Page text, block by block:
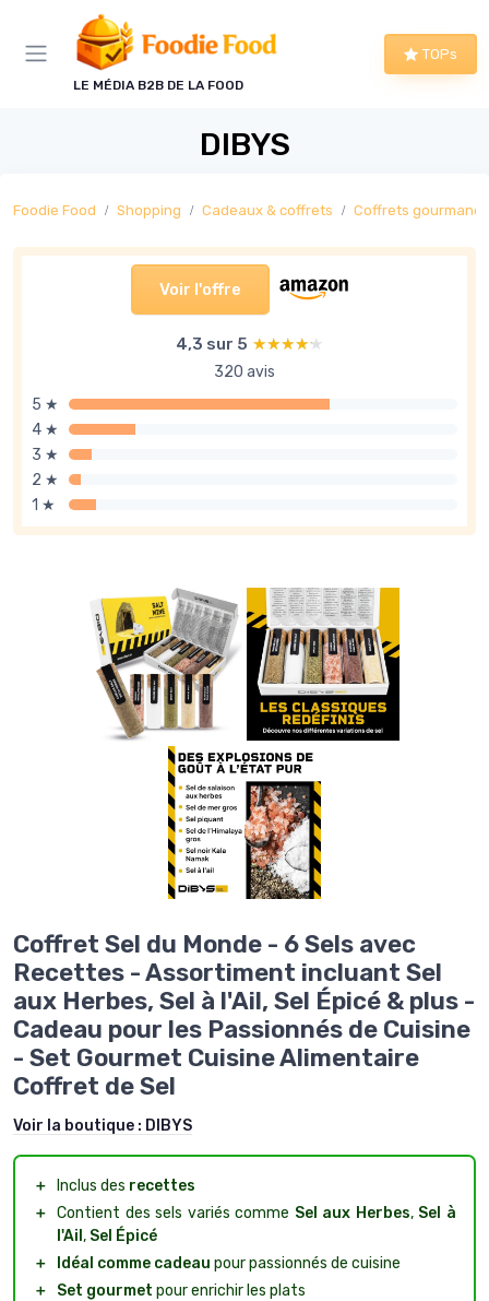
LE MÉDIA B2B DE LA FOOD
TOPs
DIBYS
Foodie Food Shopping Cadeaux & coffrets Coffrets gourmands
Voir l'offre
4,3 sur 5 ★★★★★
★★★★★
320 avis
5 ★
4 ★
3 ★
2 ★
1 ★
Coffret Sel du Monde - 6 Sels avec
Recettes - Assortiment incluant Sel
aux Herbes, Sel à l'Ail, Sel Épicé & plus -
Cadeau pour les Passionnés de Cuisine
- Set Gourmet Cuisine Alimentaire
Coffret de Sel
Voir la boutique : DIBYS
＋ Inclus des recettes
＋ Contient des sels variés comme Sel aux Herbes, Sel à
l'Ail , Sel Épicé
＋
Idéal comme cadeau pour passionnés de cuisine
＋
Set gourmet pour enrichir les plats
Panneau de gestion des cookies